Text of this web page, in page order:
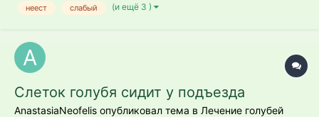
неест слабый (и ещё 3 )
Слеток голубя сидит у подъезда
AnastasiaNeofelis опубликовал тема в Лечение голубей